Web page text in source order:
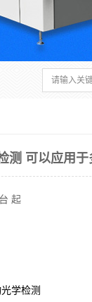
测 可以应用
起
学检测